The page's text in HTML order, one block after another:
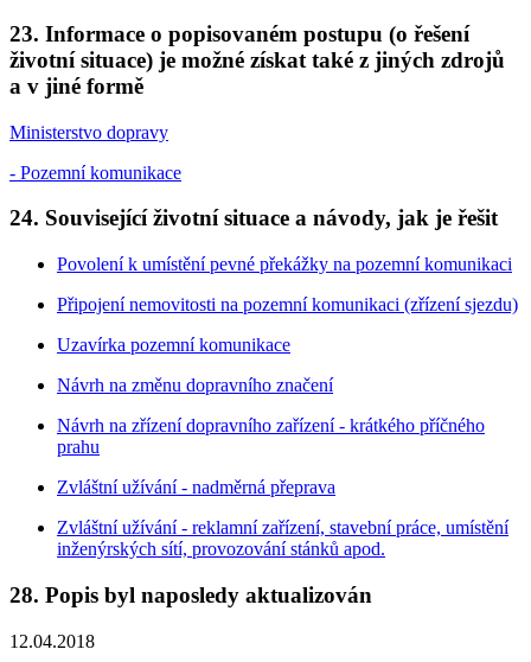
23. Informace o popisovaném postupu (o řešení
životní situace) je možné získat také z jiných zdrojů
a v jiné formě
Ministerstvo dopravy
- Pozemní komunikace
24. Související životní situace a návody, jak je řešit
Povolení k umístění pevné překážky na pozemní komunikaci
Připojení nemovitosti na pozemní komunikaci (zřízení sjezdu)
Uzavírka pozemní komunikace
Návrh na změnu dopravního značení
Návrh na zřízení dopravního zařízení - krátkého příčného
prahu
Zvláštní užívání - nadměrná přeprava
Zvláštní užívání - reklamní zařízení, stavební práce, umístění
inženýrských sítí, provozování stánků apod.
28. Popis byl naposledy aktualizován
12.04.2018